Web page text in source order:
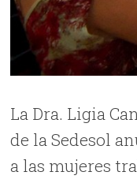
La Dra. Ligia
de la Sedesol
a las mujeres